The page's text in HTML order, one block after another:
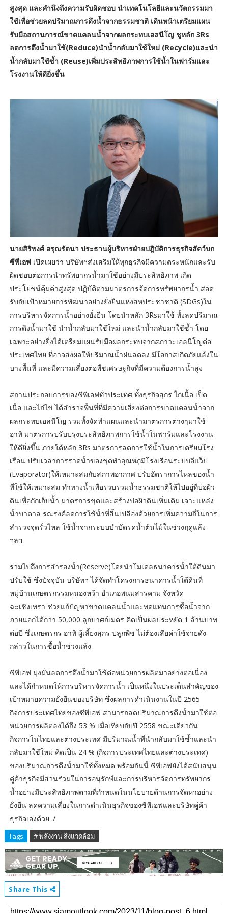
สูงสุด และคำนึงถึงความรับผิดชอบ นำเทคโนโลยีและนวัตกรรมมา
ใช้เพื่อช่วยลดปริมาณการดึงน้ำจากธรรมชาติ เดินหน้าเตรียมแผน
รับมือสถานการณ์ขาดแคลนน้ำจากผลกระทบเอลนีโญ ชูหลัก 3Rs
ลดการดึงน้ำมาใช้(Reduce)นำน้ำกลับมาใช้ใหม่ (Recycle)และนำ
น้ำกลับมาใช้ซ้ำ (Reuse)เพิ่มประสิทธิภาพการใช้น้ำในฟาร์มและ
โรงงานให้ดียิ่งขึ้น
นายสิริพงศ์ อรุณรัตนา ประธานผู้บริหารฝ่ายปฎิบัติการธุรกิจสัตว์บก
ซีพีเอฟเปิดเผยว่า บริษัทฯส่งเสริมให้ทุกธุรกิจมีความตระหนักและรับ
ผิดชอบต่อการนำทรัพยากรน้ำมาใช้อย่างมีประสิทธิภาพ เกิด
ประโยชน์คุ้มค่าสูงสุด ปฏิบัติตามมาตรการจัดการทรัพยากรน้ำ สอด
รับกับเป้าหมายการพัฒนาอย่างยั่งยืนแห่งสหประชาชาติ (SDGs)ใน
การบริหารจัดการน้ำอย่างยั่งยืน โดยนำหลัก 3Rsมาใช้ ทั้งลดปริมาณ
การดึงน้ำมาใช้ นำน้ำกลับมาใช้ใหม่ และนำน้ำกลับมาใช้ซ้ำ โดย
เฉพาะอย่างยิ่งได้เตรียมแผนรับมือผลกระทบจากสภาวะเอลนีโญต่อ
ประเทศไทย ที่อาจส่งผลให้ปริมาณน้ำฝนลดลง มีโอกาสเกิดภัยแล้งใน
บางพื้นที่ และมีความเสี่ยงต่อพืชเศรษฐกิจที่มีความต้องการน้ำสูง
สถานประกอบการของซีพีเอฟทั่วประเทศ ทั้งธุรกิจสุกร ไก่เนื้อ เป็ด
เนื้อ และไก่ไข่ ได้สำรวจพื้นที่ที่มีความเสี่ยงต่อการขาดแคลนน้ำจาก
ผลกระทบเอลนีโญ รวมทั้งจัดทำแผนและนำมาตรการต่างๆมาใช้
อาทิ มาตรการปรับปรุงประสิทธิภาพการใช้น้ำในฟาร์มและโรงงาน
ให้ดียิ่งขึ้น ภายใต้หลัก 3Rs มาตรการลดการใช้น้ำในการเตรียมโรง
เรือน ปรับเวลาการราดน้ำของชุดทำอุณหภูมิโรงเรือนระบบอีแว็ป
(Evaporator)ให้เหมาะสมกับสภาพอากาศ ปรับอัตราการไหลของน้ำ
ที่ใช้ให้เหมาะสม ทำทางน้ำเพื่อรวบรวมน้ำธรรมชาติให้ไปอยู่ที่บ่อผิว
ดินเพื่อกักเก็บน้ำ มาตรการขุดและสร้างบ่อผิวดินเพิ่มเติม เจาะแหล่ง
น้ำบาดาล รณรงค์ลดการใช้น้ำที่สิ้นเปลืองด้วยการเพิ่มความถี่ในการ
สำรวจจุดรั่วไหล ใช้น้ำจากระบบบำบัดรดน้ำต้นไม้ในช่วงฤดูแล้ง
ฯลฯ
รวมไปถึงการสำรองน้ำ(Reserve)โดยนำโมเดลธนาคารน้ำใต้ดินมา
ปรับใช้ ซึ่งปัจจุบัน บริษัทฯ ได้จัดทำโครงการธนาคารน้ำใต้ดินที่
หมู่บ้านเกษตรกรรมหนองหว้า อำเภอพนมสารคาม จังหวัด
ฉะเชิงเทรา ช่วยแก้ปัญหาขาดแคลนน้ำและทดแทนการซื้อน้ำจาก
ภายนอกได้กว่า 50,000 ลูกบาศก์เมตร คิดเป็นผลประหยัด 1 ล้านบาท
ต่อปี ซึ่งเกษตรกร อาทิ ผู้เลี้ยงสุกร ปลูกพืช ไม่ต้องเสียค่าใช้จ่ายดัง
กล่าวในการซื้อน้ำช่วงแล้ง
ซีพีเอฟ มุ่งมั่นลดการดึงน้ำมาใช้ต่อหน่วยการผลิตมาอย่างต่อเนื่อง
และได้กำหนดให้การบริหารจัดการน้ำ เป็นหนึ่งในประเด็นสำคัญของ
เป้าหมายความยั่งยืนของบริษัท ซึ่งผลการดำเนินงานในปี 2565
กิจการประเทศไทยของซีพีเอฟ สามารถลดปริมาณการดึงน้ำมาใช้ต่อ
หน่วยการผลิตลงได้ถึง 53 % เมื่อเทียบกับปี 2558 ขณะเดียวกัน
กิจการในไทยและต่างประเทศ มีปริมาณน้ำที่นำกลับมาใช้ซ้ำและนำ
กลับมาใช้ใหม่ คิดเป็น 24 % (กิจการประเทศไทยและต่างประเทศ)
ของปริมาณการดึงน้ำมาใช้ทั้งหมด พร้อมกันนี้ ซีพีเอฟยังได้สนับสนุน
คู่ค้าธุรกิจมีส่วนร่วมในการอนุรักษ์และการบริหารจัดการทรัพยากร
น้ำอย่างมีประสิทธิภาพตามที่กำหนดในนโยบายด้านการจัดหาอย่าง
ยั่งยืน ลดความเสี่ยงในการดำเนินธุรกิจของซีพีเอฟและบริษัทคู่ค้า
ธุรกิจเองด้วย ./
Tags # พลังงาน สิ่งแวดล้อม
Share This